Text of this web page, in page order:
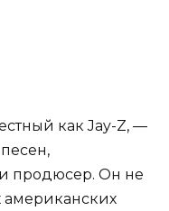
как Jay-Z, —
продюсер. Он не